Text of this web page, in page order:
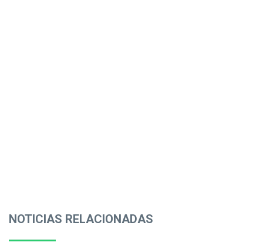
NOTICIAS RELACIONADAS